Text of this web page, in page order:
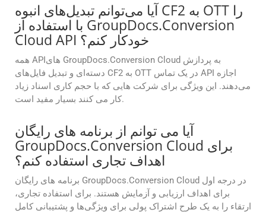
آیا می‌توانم تبدیل‌های انبوه CF2 به OTT را
با استفاده از GroupDocs.Conversion
Cloud API خودکار کنم؟
همه APIهای GroupDocs.Conversion Cloud به پردازش
دسته‌ای و تبدیل فایل‌های CF2 به OTT در یک تماس API اجازه
می‌دهند. این ویژگی برای شرکت هایی که با حجم کاری اسناد زیاد
کار می کنند بسیار مفید است.
آیا می توانم از برنامه های رایگان
GroupDocs.Conversion Cloud برای
اهداف تجاری استفاده کنم؟
برنامه های رایگان GroupDocs.Conversion Cloud در درجه اول
برای اهداف ارزیابی و آزمایش هستند. برای استفاده تجاری،
ارتقاء را به یک طرح اشتراک پولی برای ویژگی‌ها و پشتیبانی کامل